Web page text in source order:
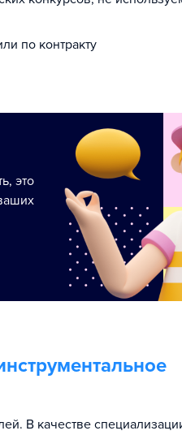
по контракту
это
В качестве